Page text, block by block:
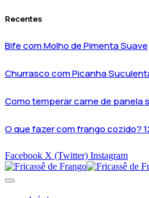
Recentes
Bife com Molho de Pimenta Suave
Churrasco com Picanha
Como temperar carne de panela
O que fazer com frango cozido?
Facebook X (Twitter) Instagram